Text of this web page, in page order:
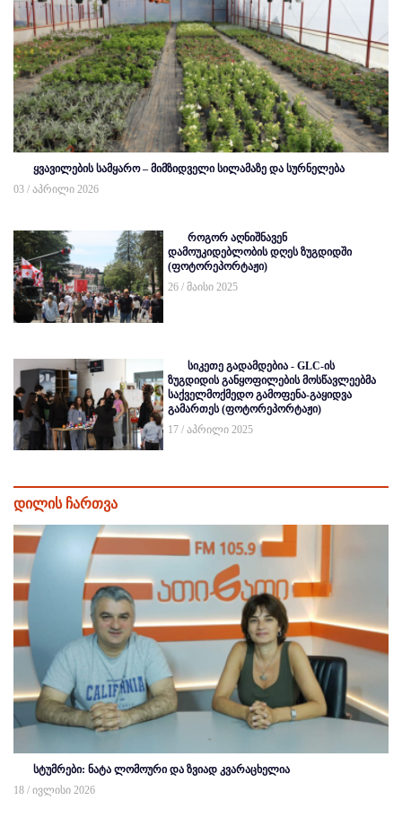
ყვავილების სამყარო – მიმზიდველი სილამაზე და სურნელება
03 / აპრილი 2026
როგორ აღნიშნავენ
დამოუკიდებლობის დღეს ზუგდიდში
(ფოტორეპორტაჟი)
26 / მაისი 2025
სიკეთე გადამდებია - GLC-ის
ზუგდიდის განყოფილების მოსწავლეებმა
საქველმოქმედო გამოფენა-გაყიდვა
გამართეს (ფოტორეპორტაჟი)
17 / აპრილი 2025
დილის ჩართვა
სტუმრები: ნატა ლომოური და ზვიად კვარაცხელია
18 / ივლისი 2026